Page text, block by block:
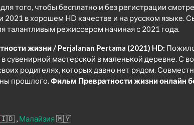
того, чтобы бесплатно и без регистрации
2021 в хорошем HD качестве и на русском языке.
талантливым режиссером начиная с 2021 года.
жизни / Perjalanan Pertama (2021) HD:
сувенирной мастерской в маленькой деревне. С
родителях, которых давно нет рядом.
прошлого.Фильм Превратности жизни онлайн
🇮🇩 Малайзия🇲🇾